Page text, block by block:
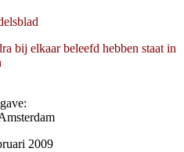
bij elkaar beleefd hebben staat in
2009